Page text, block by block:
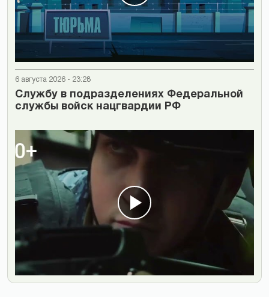
6 августа 2026 - 23:28
Cлужбу в подразделениях Федеральной
службы войск нацгвардии РФ